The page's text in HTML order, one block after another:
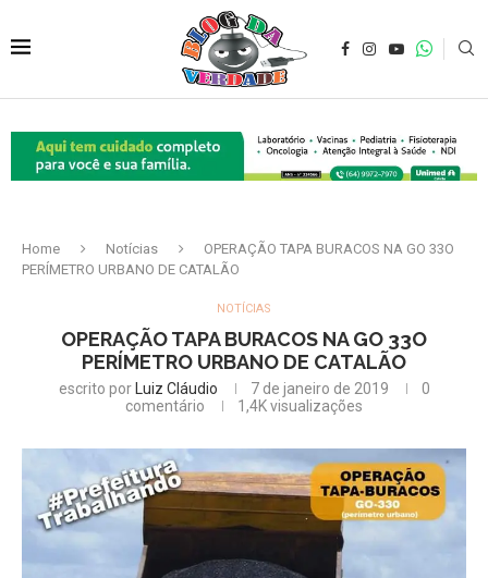
Home Notícias
OPERAÇÃO TAPA BURACOS NA GO 33O
PERÍMETRO URBANO DE CATALÃO
NOTÍCIAS
OPERAÇÃO TAPA BURACOS NA GO 33O
PERÍMETRO URBANO DE CATALÃO
escrito por Luiz Cláudio 7 de janeiro de 2019
0
comentário
1,4Kvisualizações